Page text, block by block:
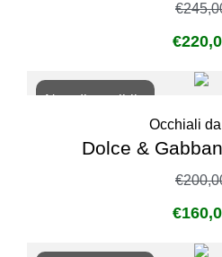
€
€
Non disponibile
Occhiali
Dolce &
€
€